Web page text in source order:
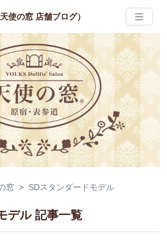
天使の窓 店舗ブログ）
窓 SDスタンダードモデル
デル 記事一覧